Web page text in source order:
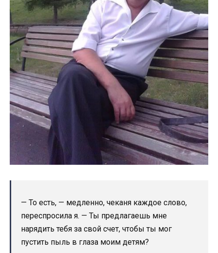
— То есть, — медленно, чеканя каждое слово,
переспросила я. — Ты предлагаешь мне
нарядить тебя за свой счет, чтобы ты мог
пустить пыль в глаза моим детям?